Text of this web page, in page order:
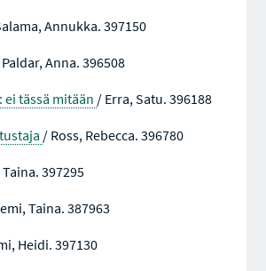
Annukka. 397150
Anna. 396508
tässä mitään / Erra, Satu. 396188
/ Ross, Rebecca. 396780
397295
Taina. 387963
Heidi. 397130